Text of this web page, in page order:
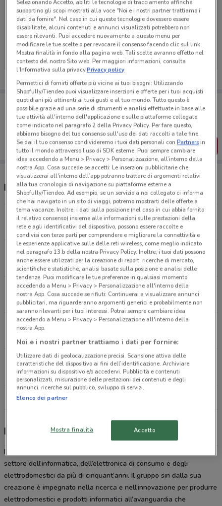
Ci dispiace, al momento non abbiamo pubblicato
volantini nella tua zona. Riprova più tardi.
Porta DoveConviene sempre con te!
Puoi trovare le migliori offerte dei negozi vicino a te,
salvarle e creare la tua lista del risparmio, comodamente
dal tuo cellulare.
SCARICA L’APP
Negozi LG a Iglesias
Via Garibaldi, 61 Iglesias
444 m
CHIUSO
Via Monsignor A. Saba, Snc Iglesias
1.5 km
CHIUSO
Via A.Gramsci, 73 Gonnesa
7.5 km
CHIUSO
Via Della Stazione, Snc Carbonia
Via Costituente Carbonia
16.4 km
CHIUSO
LG, offerte e negozi
Il Gruppo
settore dell’informatica, dell’elettronica di consumo e degli
elettrodomestici da più di cinquant’anni. Il gruppo sin dalla sua
creazione è impegnato nella ricerca e nell’innovazione per produrre
elettrodomestici e prodotti informatici all’avanguardia che
Selezionando Accetto, abiliti le tecnologie di tracciamento affinché
supportino gli scopi mostrati alla voce "Noi e i nostri partner trattiamo i
dati da fornire". Nel caso in cui queste tecnologie dovessero essere
disabilitate, alcuni contenuti e annunci visualizzati potrebbero non
essere rilevanti. Puoi accedere nuovamente a questo menu per
modificare le tue scelte o per revocare il consenso facendo clic sul link
Mostra finalità in fondo alla pagina web. Tali scelte avranno effetto nel
contesto del nostro Sito web. Per maggiori informazioni, consulta
l'Informativa sulla privacy.Privacy policy
Permettici di fornirti offerte più vicine ai tuoi bisogni: Utilizzando
Shopfully/Tiendeo puoi visualizzare inserzioni e offerte per i tuoi acquisti
quotidiani più attinenti ai tuoi gusti e al tuo mondo. Tutto questo è
possibile grazie ad una serie di strumenti e analisi effettuate in base alle
tue attività all'interno dell'applicazione e sulle piattaforme collegate,
come indicato nel paragrafo 2 della Privacy Policy. Per fare questo,
abbiamo bisogno del tuo consenso sull'uso dei dati raccolti a tale fine.
Se dai il tuo consenso condivideremo i tuoi dati personali conPartnersin
tutto il mondo attraverso l’uso di SDK esterne. Puoi sempre cambiare
idea accedendo a Menu > Privacy > Personalizzazione, all’interno della
nostra App. Cosa succede se accetti: Le inserzioni pubblicitarie che
visualizzerai all'interno dell’app potranno trattare di argomenti relativi
alla tua cronologia di navigazione su piattaforme esterne a
Shopfully/Tiendeo. Ad esempio, se un servizio a noi collegato ci informa
che hai navigato in un sito di viaggi, potremo mostrarti delle offerte a
tema vacanze. Inoltre, i dati sulla posizione (nel caso in cui abbia fornito
il relativo consenso) insieme alle informazioni sulle prestazioni della
rete e agli identificativi del dispositivo, possono essere raccolte e
condivisi con terze parti per comprendere e migliorare la connettività e
le esperienze applicative sulle delle reti wireless, come meglio indicato
nel paragrafo 13.b della nostra Privacy Policy. Inoltre, i tuoi dati possono
anche essere utilizzati per la creazione di report, ricerche di mercato,
scientifiche e statistiche, analisi basate sulla posizione e analisi delle
tendenze. Puoi modificare le tue preferenze in qualsiasi momento
accedendo a Menu > Privacy > Personalizzazione all'interno della
nostra App. Cosa succede se rifiuti: Continuerai a visualizzare annunci
pubblicitari, ma riguarderanno argomenti generici e probabilmente non
saranno rilevanti per i tuoi interessi. Potrai sempre cambiare idea
accedendo a Menu > Privacy > Personalizzazione all'interno della
nostra App.
Noi e i nostri partner trattiamo i dati per fornire:
Utilizzare dati di geolocalizzazione precisi. Scansione attiva delle
caratteristiche del dispositivo ai fini dell’identificazione. Archiviare
informazioni su dispositivo e/o accedervi. Pubblicità e contenuti
personalizzati, misurazione delle prestazioni dei contenuti e degli
annunci, ricerche sul pubblico, sviluppo di servizi.
Elenco dei partner
Mostra finalità Accetto